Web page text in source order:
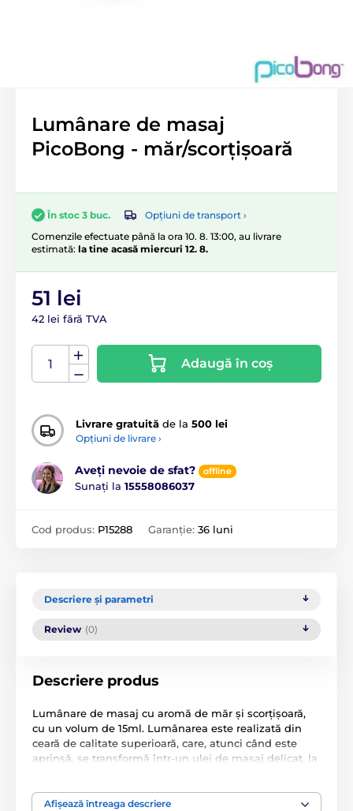
Lumânare de masaj
PicoBong - măr/scorțișoară
În stoc 3 buc.
Opțiuni de transport ›
Comenzile efectuate până la ora 10. 8. 13:00, au livrare
estimată: la tine acasă miercuri 12. 8.
51 lei
42 lei fără TVA
Adaugă în coș
Livrare gratuită de la 500 lei
Opțiuni de livrare ›
Aveți nevoie de sfat? offline
Sunați la 15558086037
Cod produs: P15288 Garanție: 36 luni
Descriere și parametri
Review (0)
Descriere produs
Lumânare de masaj cu aromă de măr și scorțișoară,
cu un volum de 15ml. Lumânarea este realizată din
ceară de calitate superioară, care, atunci când este
aprinsă, se transformă într-un ulei de masaj delicat, la
Afișează întreaga descriere